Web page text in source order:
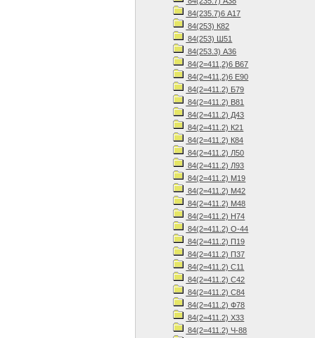
84(235.7)6 А17
84(253) К82
84(253) Ш51
84(253.3) А36
84(2=411,2)6 В67
84(2=411,2)6 Е90
84(2=411.2) Б79
84(2=411.2) В81
84(2=411.2) Д43
84(2=411.2) К21
84(2=411.2) К84
84(2=411.2) Л50
84(2=411.2) Л93
84(2=411.2) М19
84(2=411.2) М42
84(2=411.2) М48
84(2=411.2) Н74
84(2=411.2) О-44
84(2=411.2) П19
84(2=411.2) П37
84(2=411.2) С11
84(2=411.2) С42
84(2=411.2) С84
84(2=411.2) Ф78
84(2=411.2) Х33
84(2=411.2) Ч-88